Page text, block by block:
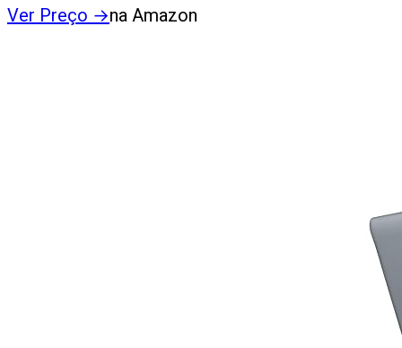
Ver Preço →na Amazon